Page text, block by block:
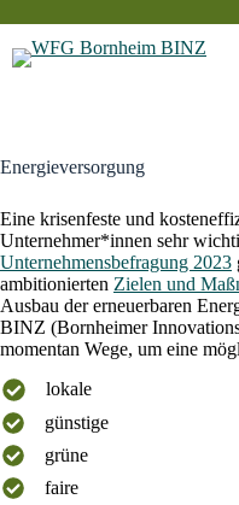
Inhalt
springen
Energieversorgung
Eine krisenfeste und
Unternehmer*innen sehr
Unternehmensbefragung 2023
ambitionierten Zielen und
Ausbau der erneuerbaren
BINZ (Bornheimer
momentan Wege, um eine
lokale
günstige
grüne
faire